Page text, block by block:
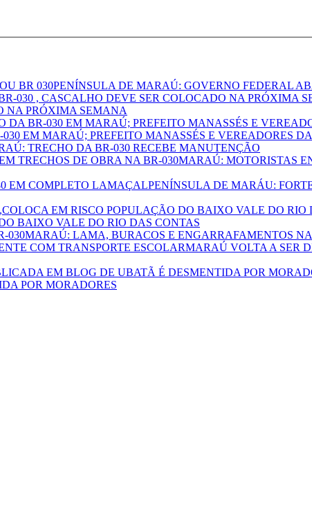
PENÍNSULA DE MARAÚ: GOVERNO FEDERAL
NA PRÓXIMA SEMANA
EM MARAÚ; PREFEITO MANASSÉS E VEREADORES
TRECHO DA BR-030 RECEBE MANUTENÇÃO
MARAÚ: MOTORISTAS
PENÍNSULA DE MARÁU:
BAIXO VALE DO RIO DAS CONTAS
MARAÚ: LAMA, BURACOS E ENGARRAFAMENTOS
MARAÚ VOLTA A SER
POR MORADORES